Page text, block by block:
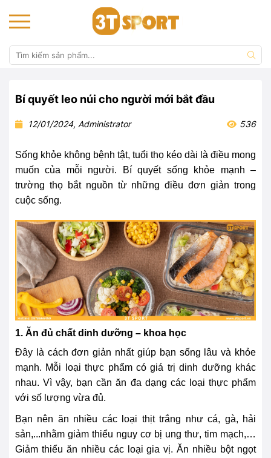
Bí quyết leo núi cho người mới bắt đầu
12/01/2024, Administrator 536
Sống khỏe không bệnh tật, tuổi thọ kéo dài là điều mong
muốn của mỗi người. Bí quyết sống khỏe mạnh –
trường thọ bắt nguồn từ những điều đơn giản trong
cuộc sống.
1. Ăn đủ chất dinh dưỡng – khoa học
Đây là cách đơn giản nhất giúp bạn sống lâu và khỏe
mạnh. Mỗi loại thực phẩm có giá trị dinh dưỡng khác
nhau. Vì vậy, bạn cần ăn đa dạng các loại thực phẩm
với số lượng vừa đủ.
Bạn nên ăn nhiều các loại thịt trắng như cá, gà, hải
sản,...nhằm giảm thiểu nguy cơ bị ung thư, tim mạch,…
Giảm thiểu ăn nhiều các loại gia vị. Ăn nhiều bột ngọt